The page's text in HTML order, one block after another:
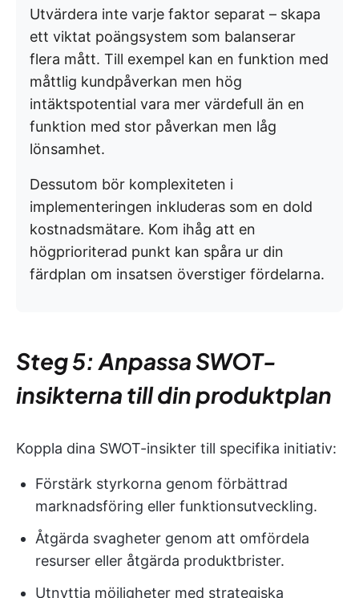
Utvärdera inte varje faktor separat – skapa
ett viktat poängsystem som balanserar
flera mått. Till exempel kan en funktion med
måttlig kundpåverkan men hög
intäktspotential vara mer värdefull än en
funktion med stor påverkan men låg
lönsamhet.
Dessutom bör komplexiteten i
implementeringen inkluderas som en dold
kostnadsmätare. Kom ihåg att en
högprioriterad punkt kan spåra ur din
färdplan om insatsen överstiger fördelarna.
Steg 5: Anpassa SWOT-
insikterna till din produktplan
Koppla dina SWOT-insikter till specifika initiativ:
Förstärk styrkorna genom förbättrad
marknadsföring eller funktionsutveckling.
Åtgärda svagheter genom att omfördela
resurser eller åtgärda produktbrister.
Utnyttja möjligheter med strategiska